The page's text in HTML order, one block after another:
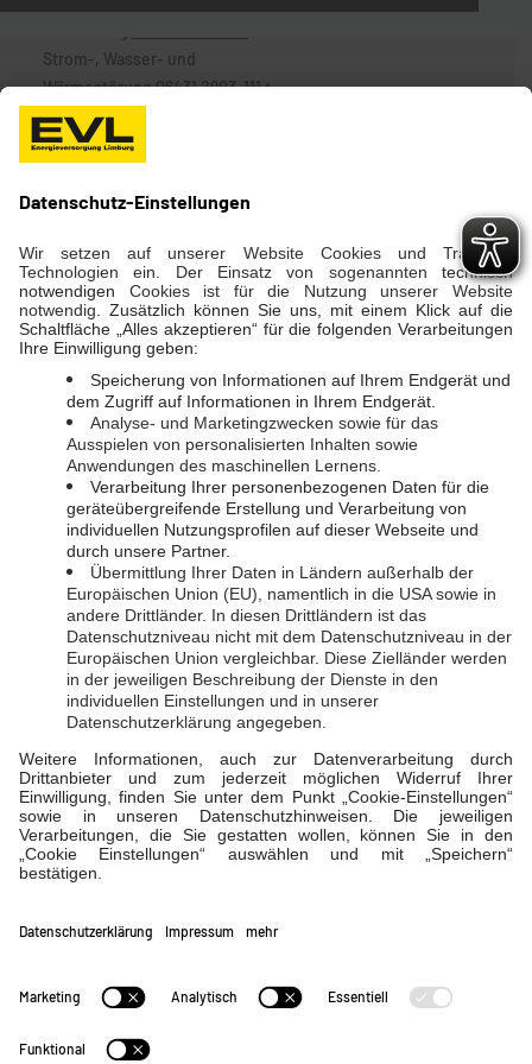
Strom-, Wasser- und
Wärmestörung06431 2903-111
Telefon 06431 2903-0
Telefon06431 2903-800
E-Mail
servicecenter@evl.de
SOCIAL MEDIA
Instagram
Facebook
LINKS
EVL-Direkt
LahnEnergie
Impressum|Datenschutz| Schlichtungsstelle
|Barrierefreiheitserklärung|Cookie-Einstellungen